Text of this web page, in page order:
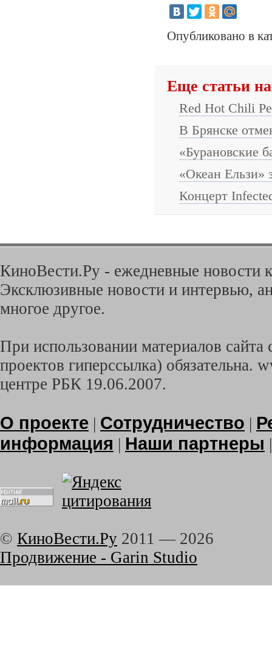
Опубликовано в
Еще статьи
Red Hot Chili
В Брянске
«Бурановские
«Океан Ельзи»
Концерт
КиноВести.Ру - ежедневные новости
Эксклюзивные новости и интервью,
многое другое.
При использовании материалов
проектов гиперссылка) обязательна.
центре РБК 19.06.2007.
О проекте | Сотрудничество |
информация | Наши партнеры
© КиноВести.Ру 2011 — 2026
Продвижение - Garin Studio